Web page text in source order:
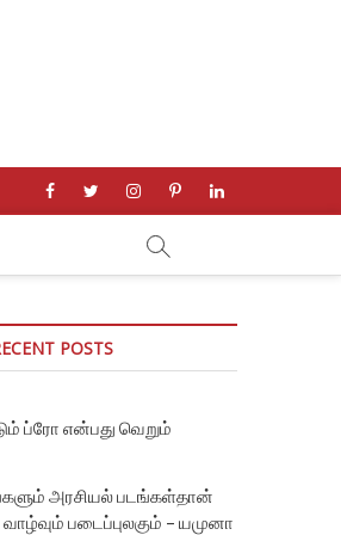
facebooktwitterinstagrampinterestlinkedin
POSTS
ப்ரோ என்பது வெறும்
அரசியல் படங்கள்தான்
வாழ்வும் படைப்புலகும் – யமுனா